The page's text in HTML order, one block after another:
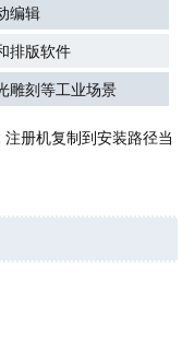
编辑
排版软件
雕刻等工业场景
册机复制到安装路径当